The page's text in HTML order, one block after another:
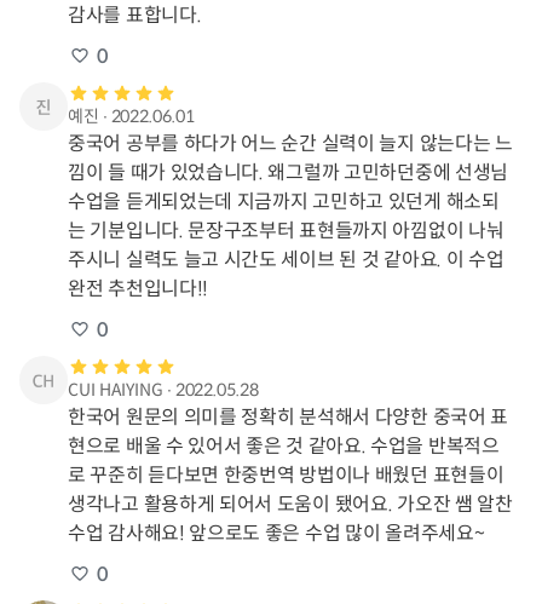
감사를 표합니다.
0
예진 ∙ 2022.06.01
중국어 공부를 하다가 어느 순간 실력이 늘지 않는다는 느
낌이 들 때가 있었습니다. 왜그럴까 고민하던중에 선생님
수업을 듣게되었는데 지금까지 고민하고 있던게 해소되
는 기분입니다. 문장구조부터 표현들까지 아낌없이 나눠
주시니 실력도 늘고 시간도 세이브 된 것 같아요. 이 수업
완전 추천입니다!!
0
CUI HAIYING ∙ 2022.05.28
한국어 원문의 의미를 정확히 분석해서 다양한 중국어 표
현으로 배울 수 있어서 좋은 것 같아요. 수업을 반복적으
로 꾸준히 듣다보면 한중번역 방법이나 배웠던 표현들이
생각나고 활용하게 되어서 도움이 됐어요. 가오잔 쌤 알찬
수업 감사해요! 앞으로도 좋은 수업 많이 올려주세요~
0